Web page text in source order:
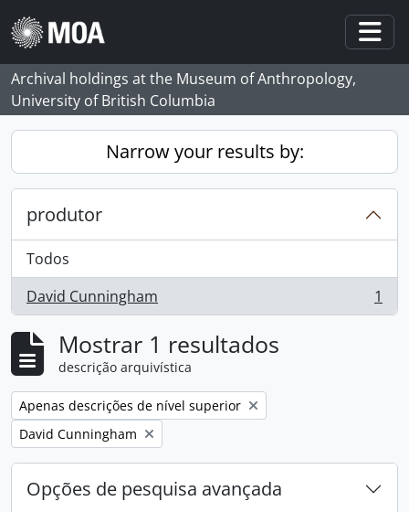
Skip to main content
Archival holdings at the Museum of Anthropology,
University of British Columbia
Narrow your results by:
produtor
Todos
David Cunningham
, 1 resultados 1
Mostrar 1 resultados
descrição arquivística
Remove filter:
Apenas descrições de nível superior
Remove filter:
David Cunningham
Opções de pesquisa avançada